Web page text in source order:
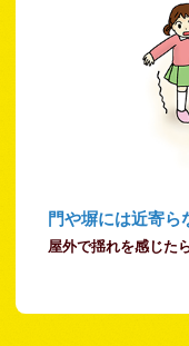
門や塀には近寄ら
屋外で揺れを感じた